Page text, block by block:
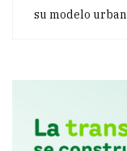
su modelo